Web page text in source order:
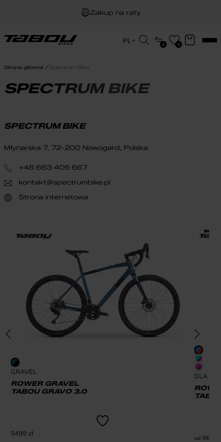
Zakup na raty
Dożywotnia gwarancja na ramę
PL
Wyszukiwarka
produktów
0 0
Strona główna Spectrum Bike
SPECTRUM BIKE
GRAVEL
ROWER GRAVEL
TABOU GRAVO 3.0
5499 zł
DLA
od 969
SPECTRUM BIKE
Młynarska 7, 72-200 Nowogard, Polska
+48 663 405 667
kontakt@spectrumbike.pl
Strona internetowa